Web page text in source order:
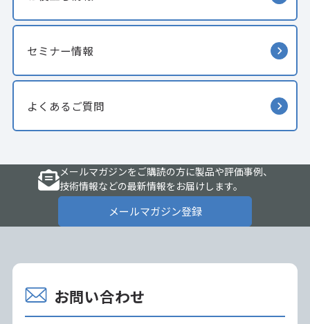
セミナー情報
よくあるご質問
メールマガジンをご購読の方に製品や評価事例、
技術情報などの最新情報をお届けします。
メールマガジン登録
お問い合わせ